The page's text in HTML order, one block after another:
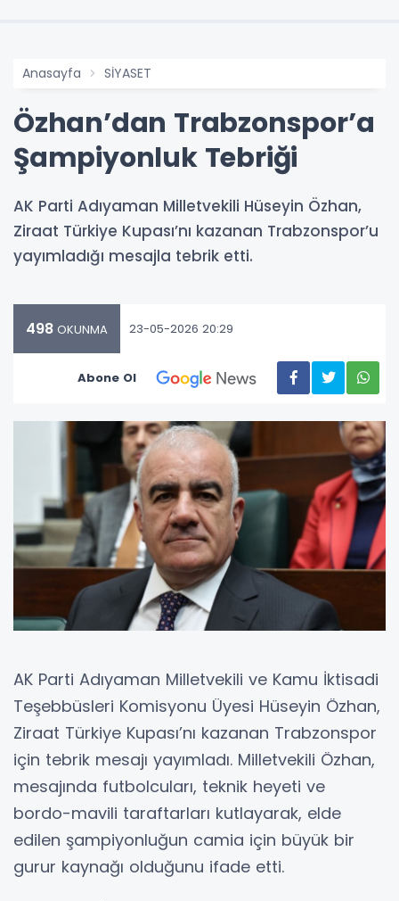
Anasayfa SİYASET
Özhan’dan Trabzonspor’a
Şampiyonluk Tebriği
AK Parti Adıyaman Milletvekili Hüseyin Özhan,
Ziraat Türkiye Kupası’nı kazanan Trabzonspor’u
yayımladığı mesajla tebrik etti.
498 OKUNMA 23-05-2026 20:29
Abone Ol
AK Parti Adıyaman Milletvekili ve Kamu İktisadi
Teşebbüsleri Komisyonu Üyesi Hüseyin Özhan,
Ziraat Türkiye Kupası’nı kazanan Trabzonspor
için tebrik mesajı yayımladı. Milletvekili Özhan,
mesajında futbolcuları, teknik heyeti ve
bordo-mavili taraftarları kutlayarak, elde
edilen şampiyonluğun camia için büyük bir
gurur kaynağı olduğunu ifade etti.